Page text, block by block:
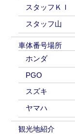
スタッフＫＩ
スタッフ山
車体番号場所
ホンダ
PGO
スズキ
ヤマハ
観光地紹介